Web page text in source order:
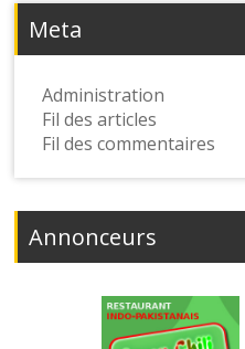
Meta
Administration
Fil des articles
Fil des commentaires
Annonceurs